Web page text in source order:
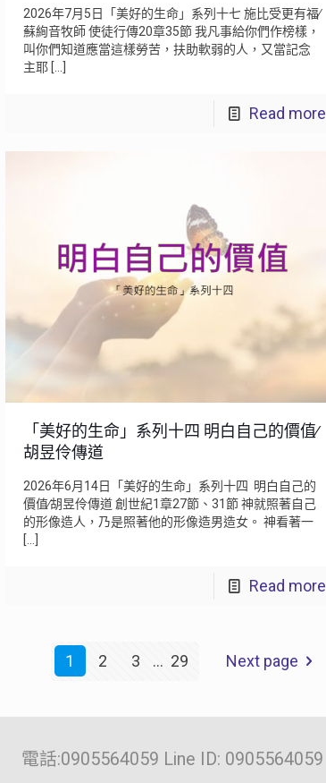
2026年7月5日「美好的生命」系列十七 施比受更有福∕
蘇絢音牧師 使徒行傳20章35節 我凡事給你們作榜樣，
叫你們知道應當這樣勞苦，扶助軟弱的人，又當記念
主耶[…]
Read more
「美好的生命」系列十四 明白自己的價值∕
胡昱伶傳道
2026年6月14日「美好的生命」系列十四 明白自己的
價值∕胡昱伶傳道 創世紀1章27節、31節 神就照著自己
的形像造人，乃是照著他的形像造男造女。 神看著一
[…]
Read more
1 2 3 ... 29 Next page
電話:0905564059 Line ID: 0905564059